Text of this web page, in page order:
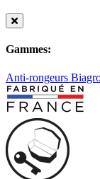
Gammes:
Anti-rongeurs